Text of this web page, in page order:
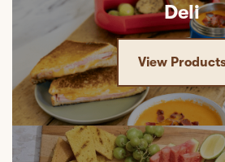
Deli
View